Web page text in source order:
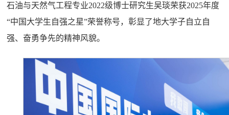
石油与天然气工程专业2022级博士研究生吴琰荣获2025年度
“中国大学生自强之星”荣誉称号，彰显了地大学子自立自
强、奋勇争先的精神风貌。